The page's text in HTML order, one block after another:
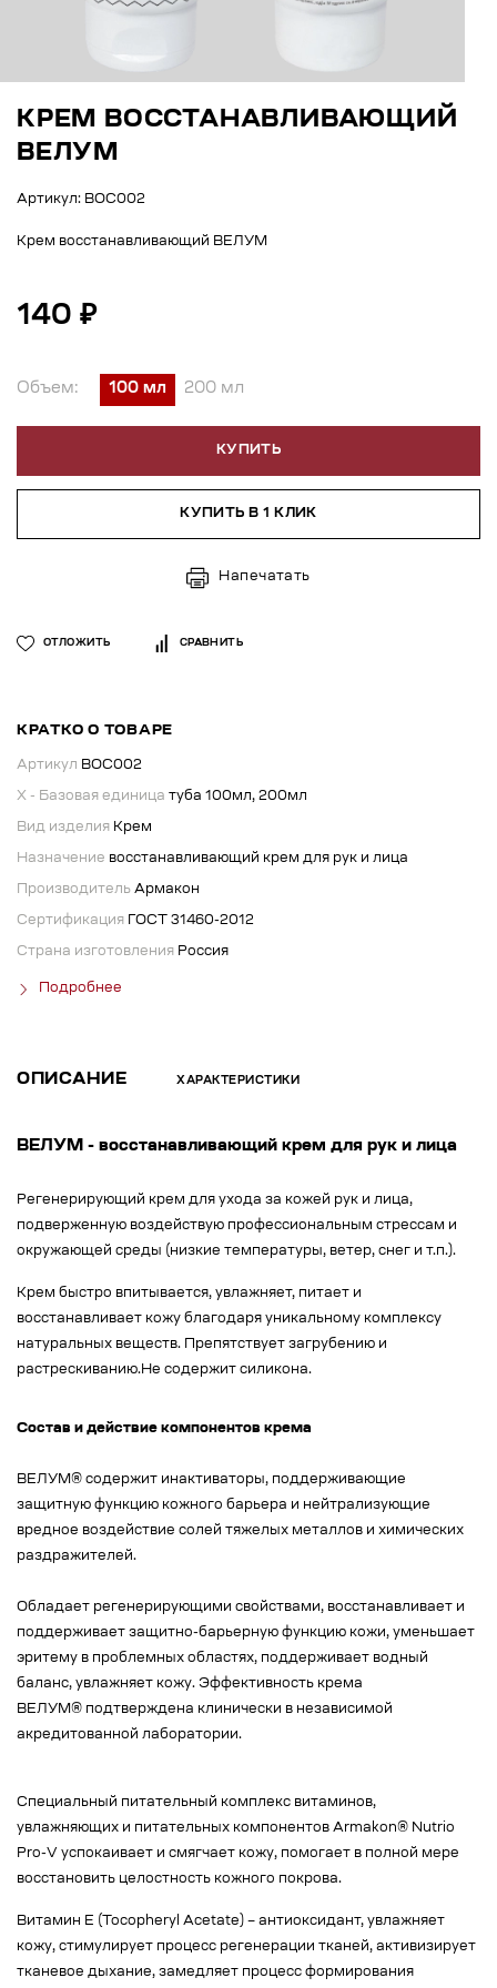
КРЕМ ВОССТАНАВЛИВАЮЩИЙ
ВЕЛУМ
Артикул: ВОС002
Крем восстанавливающий ВЕЛУМ
140 ₽
Объем: 100 мл 200 мл
КУПИТЬ
КУПИТЬ В 1 КЛИК
Напечатать
ОТЛОЖИТЬ СРАВНИТЬ
КРАТКО О ТОВАРЕ
Артикул ВОС002
X - Базовая единица туба 100мл, 200мл
Вид изделия Крем
Назначение восстанавливающий крем для рук и лица
Производитель Армакон
Сертификация ГОСТ 31460-2012
Страна изготовления Россия
Подробнее
ОПИСАНИЕ ХАРАКТЕРИСТИКИ
ВЕЛУМ - восстанавливающий крем для рук и лица
Регенерирующий крем для ухода за кожей рук и лица,
подверженную воздействую профессиональным стрессам и
окружающей среды (низкие температуры, ветер, снег и т.п.).
Крем быстро впитывается, увлажняет, питает и
восстанавливает кожу благодаря уникальному комплексу
натуральных веществ. Препятствует загрубению и
растрескиванию.Не содержит силикона.
Состав и действие компонентов крема
ВЕЛУМ® содержит инактиваторы, поддерживающие
защитную функцию кожного барьера и нейтрализующие
вредное воздействие солей тяжелых металлов и химических
раздражителей.
Обладает регенерирующими свойствами, восстанавливает и
поддерживает защитно-барьерную функцию кожи, уменьшает
эритему в проблемных областях, поддерживает водный
баланс, увлажняет кожу. Эффективность крема
ВЕЛУМ® подтверждена клинически в независимой
акредитованной лаборатории.
Специальный питательный комплекс витаминов,
увлажняющих и питательных компонентов Armakon® Nutrio
Pro-V успокаивает и смягчает кожу, помогает в полной мере
восстановить целостность кожного покрова.
Витамин Е (Tocopheryl Acetate) – антиоксидант, увлажняет
кожу, стимулирует процесс регенерации тканей, активизирует
тканевое дыхание, замедляет процесс формирования